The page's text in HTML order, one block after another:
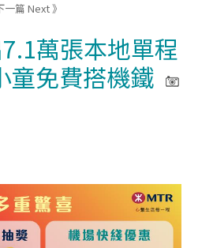
一篇 Next 》
萬張本地單程
童免費搭機鐵